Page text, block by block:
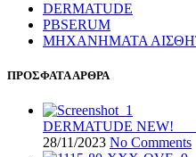
DERMATUDE
PBSERUM
ΜΗΧΑΝΗΜΑΤΑ
ΠΡΟΣΦΑΤΑ ΑΡΘΡΑ
28/11/2023 No Comments